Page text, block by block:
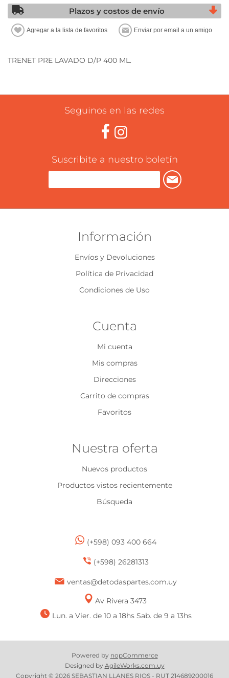
Plazos y costos de envío
TRENET PRE LAVADO D/P 400 ML.
Seguinos en las redes
Suscribite a nuestro boletín
Información
Envíos y Devoluciones
Política de Privacidad
Condiciones de Uso
Cuenta
Mi cuenta
Mis compras
Direcciones
Carrito de compras
Favoritos
Nuestra oferta
Nuevos productos
Productos vistos recientemente
Búsqueda
(+598) 093 400 664
(+598) 26281313
ventas@detodaspartes.com.uy
Av Rivera 3473
Lun. a Vier. de 10 a 18hs Sab. de 9 a 13hs
Powered by nopCommerce
Designed by AgileWorks.com.uy
Copyright © 2026 SEBASTIAN LLANES RIOS - RUT 214689200016